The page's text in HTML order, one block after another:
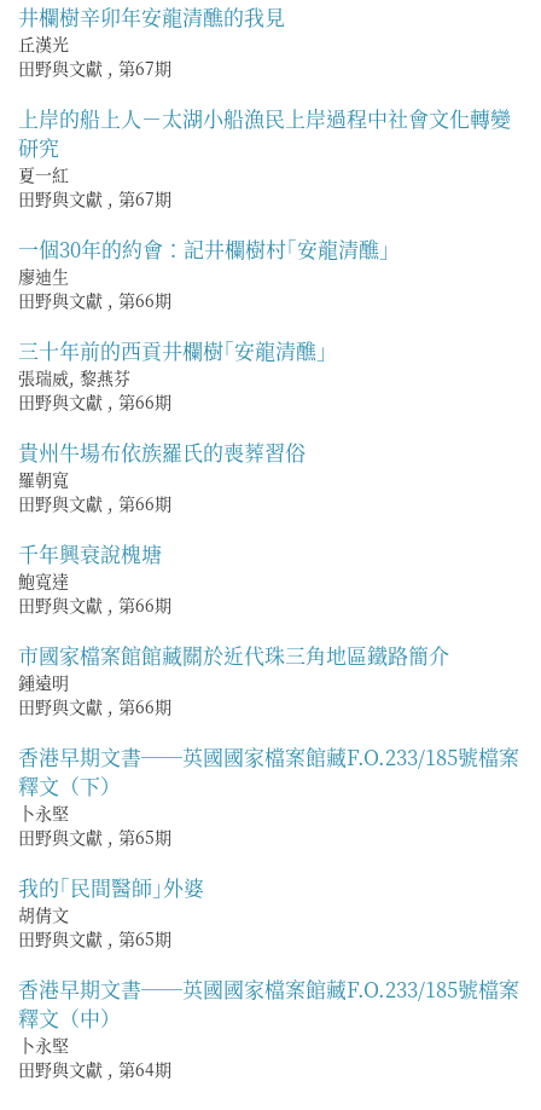
井欄樹辛卯年安龍清醮的我見
丘漢光
田野與文獻 , 第67期
上岸的船上人－太湖小船漁民上岸過程中社會文化轉變
研究
夏一紅
田野與文獻 , 第67期
一個30年的約會：記井欄樹村｢安龍清醮｣
廖迪生
田野與文獻 , 第66期
三十年前的西貢井欄樹｢安龍清醮｣
張瑞威, 黎燕芬
田野與文獻 , 第66期
貴州牛場布依族羅氏的喪葬習俗
羅朝寬
田野與文獻 , 第66期
千年興衰說槐塘
鮑寬達
田野與文獻 , 第66期
市國家檔案館館藏關於近代珠三角地區鐵路簡介
鍾遠明
田野與文獻 , 第66期
香港早期文書──英國國家檔案館藏F.O.233/185號檔案
釋文（下）
卜永堅
田野與文獻 , 第65期
我的｢民間醫師｣外婆
胡倩文
田野與文獻 , 第65期
香港早期文書──英國國家檔案館藏F.O.233/185號檔案
釋文（中）
卜永堅
田野與文獻 , 第64期